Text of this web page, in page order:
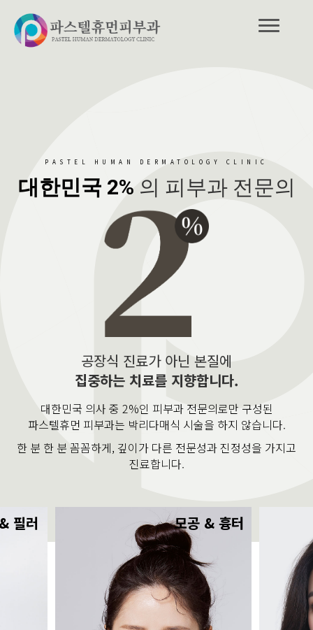
PASTEL HUMAN DERMATOLOGY CLINIC
대한민국 2% 의 피부과 전문의
공장식 진료가 아닌 본질에
집중하는 치료를 지향합니다.
대한민국 의사 중 2%인 피부과 전문의로만 구성된
파스텔휴먼 피부과는 박리다매식 시술을 하지 않습니다.
한 분 한 분 꼼꼼하게, 깊이가 다른 전문성과 진정성을 가지고
진료합니다.
필러 모공 & 흉터